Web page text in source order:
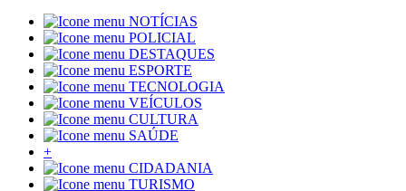
NOTÍCIAS
POLICIAL
DESTAQUES
ESPORTE
TECNOLOGIA
VEÍCULOS
CULTURA
SAÚDE
+
CIDADANIA
TURISMO